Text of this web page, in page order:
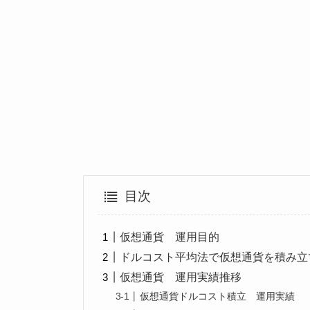
目次
仮想通貨 運用目的
ドルコスト平均法で仮想通貨を積み
仮想通貨 運用実績推移
仮想通貨ドルコスト積立 運用実績